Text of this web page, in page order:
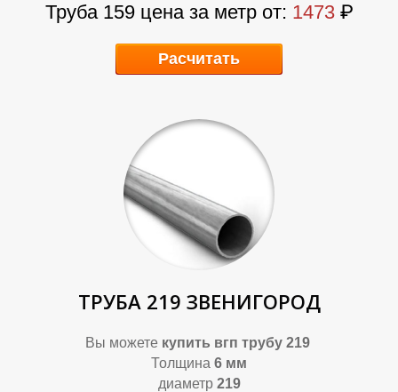
Т
Труба 159 цена за метр от: 1473 ₽
Расчитать
ТРУБА 219 ЗВЕНИГОРОД
Вы можете купить вгп трубу 219
Толщина 6 мм
диаметр219
И